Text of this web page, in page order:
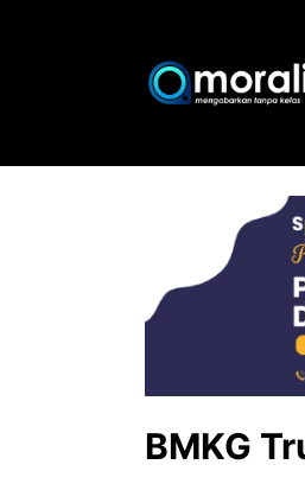
BMKG